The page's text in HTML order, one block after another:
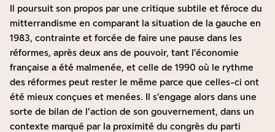
Il poursuit son propos par une critique subtile et féroce du
mitterrandisme en comparant la situation de la gauche en
1983, contrainte et forcée de faire une pause dans les
réformes, après deux ans de pouvoir, tant l’économie
française a été malmenée, et celle de 1990 où le rythme
des réformes peut rester le même parce que celles-ci ont
été mieux conçues et menées. Il s’engage alors dans une
sorte de bilan de l’action de son gouvernement, dans un
contexte marqué par la proximité du congrès du parti